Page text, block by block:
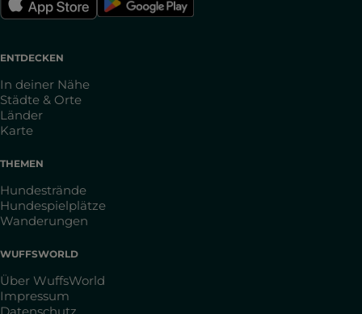
ENTDECKEN
In deiner Nähe
Städte & Orte
Länder
Karte
THEMEN
Hundestrände
Hundespielplätze
Wanderungen
WUFFSWORLD
Über WuffsWorld
Impressum
Datenschutz